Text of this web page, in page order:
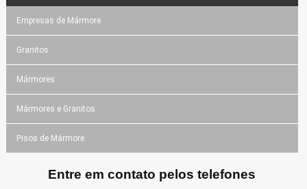
Empresas de Mármore
Granitos
Mármores
Mármores e Granitos
Pisos de Mármore
Entre em contato pelos telefones